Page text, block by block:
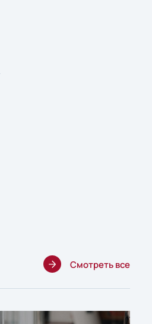
Смотреть все